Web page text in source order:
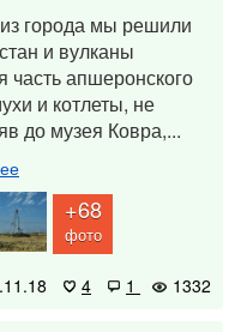
города мы решили
и вулканы
часть апшеронского
и котлеты, не
до музея Ковра,...
+68
фото
4 1 1332